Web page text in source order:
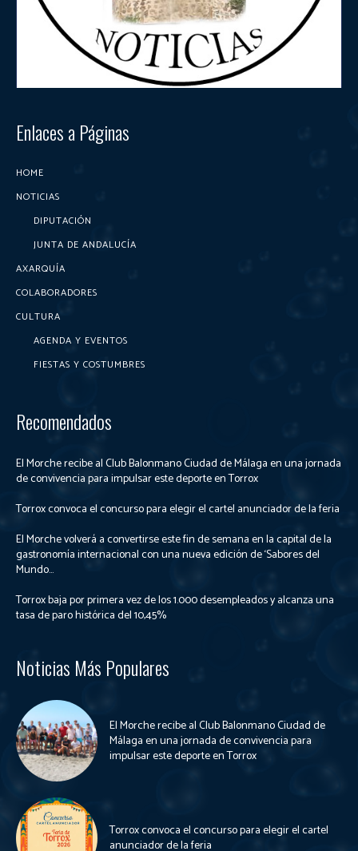
Enlaces a Páginas
HOME
NOTICIAS
DIPUTACIÓN
JUNTA DE ANDALUCÍA
AXARQUÍA
COLABORADORES
CULTURA
AGENDA Y EVENTOS
FIESTAS Y COSTUMBRES
Recomendados
El Morche recibe al Club Balonmano Ciudad de Málaga en una jornada
de convivencia para impulsar este deporte en Torrox
Torrox convoca el concurso para elegir el cartel anunciador de la feria
El Morche volverá a convertirse este fin de semana en la capital de la
gastronomía internacional con una nueva edición de ‘Sabores del
Mundo...
Torrox baja por primera vez de los 1.000 desempleados y alcanza una
tasa de paro histórica del 10,45%
Noticias Más Populares
El Morche recibe al Club Balonmano Ciudad de
Málaga en una jornada de convivencia para
impulsar este deporte en Torrox
Torrox convoca el concurso para elegir el cartel
anunciador de la feria